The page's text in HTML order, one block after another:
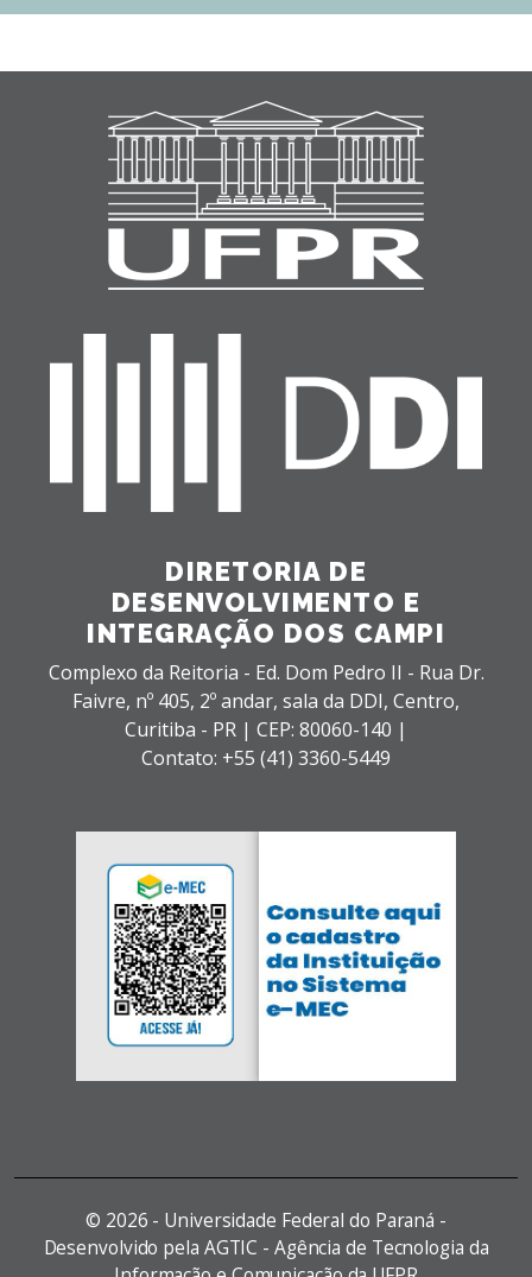
DIRETORIA DE
DESENVOLVIMENTO E
INTEGRAÇÃO DOS CAMPI
Complexo da Reitoria - Ed. Dom Pedro II - Rua Dr.
Faivre, nº 405, 2º andar, sala da DDI, Centro,
Curitiba - PR | CEP: 80060-140 |
Contato: +55 (41) 3360-5449
© 2026 - Universidade Federal do Paraná -
Desenvolvido pela AGTIC - Agência de Tecnologia da